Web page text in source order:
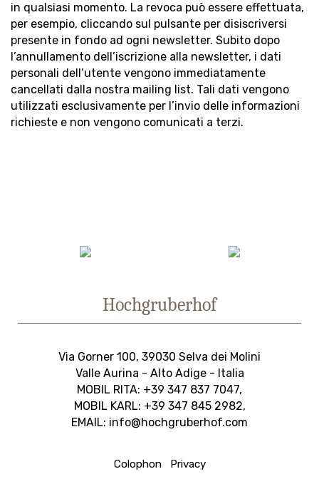
in qualsiasi momento. La revoca può essere effettuata,
per esempio, cliccando sul pulsante per disiscriversi
presente in fondo ad ogni newsletter. Subito dopo
l’annullamento dell’iscrizione alla newsletter, i dati
personali dell’utente vengono immediatamente
cancellati dalla nostra mailing list. Tali dati vengono
utilizzati esclusivamente per l’invio delle informazioni
richieste e non vengono comunicati a terzi.
Hochgruberhof
Via Gorner 100, 39030 Selva dei Molini
Valle Aurina - Alto Adige - Italia
MOBIL RITA: +39 347 837 7047,
MOBIL KARL: +39 347 845 2982,
EMAIL: info@hochgruberhof.com
Colophon Privacy